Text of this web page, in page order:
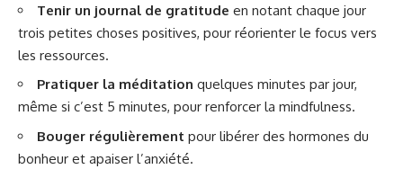
Tenir un journal de gratitude en notant chaque jour
trois petites choses positives, pour réorienter le focus vers
les ressources.
Pratiquer la méditation quelques minutes par jour,
même si c’est 5 minutes, pour renforcer la mindfulness.
Bouger régulièrement pour libérer des hormones du
bonheur et apaiser l’anxiété.